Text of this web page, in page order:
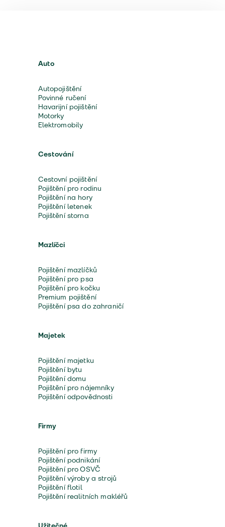
Auto
Autopojištění
Povinné ručení
Havarijní pojištění
Motorky
Elektromobily
Cestování
Cestovní pojištění
Pojištění pro rodinu
Pojištění na hory
Pojištění letenek
Pojištění storna
Mazlíčci
Pojištění mazlíčků
Pojištění pro psa
Pojištění pro kočku
Premium pojištění
Pojištění psa do zahraničí
Majetek
Pojištění majetku
Pojištění bytu
Pojištění domu
Pojištění pro nájemníky
Pojištění odpovědnosti
Firmy
Pojištění pro firmy
Pojištění podnikání
Pojištění pro OSVČ
Pojištění výroby a strojů
Pojištění flotil
Pojištění realitních makléřů